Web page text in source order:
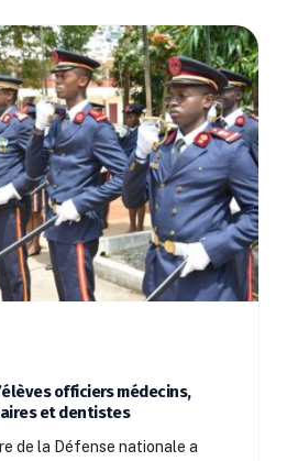
officiers médecins,
et dentistes
de la Défense nationale a